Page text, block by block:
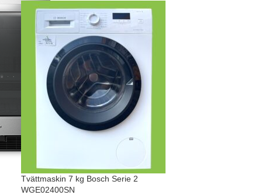
Tvättmaskin 7 kg Bosch Serie 2
WGE02400SN